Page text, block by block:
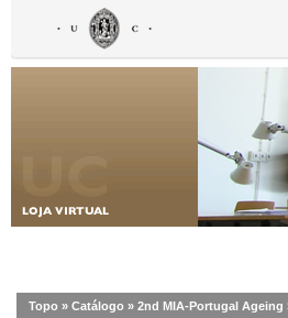
Topo » Catálogo » 2nd MIA-Portugal Ageing